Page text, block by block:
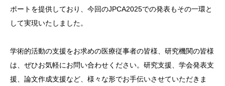
ポートを提供しており、今回のJPCA2025での発表もその一環と
して実現いたしました。
学術的活動の支援をお求めの医療従事者の皆様、研究機関の皆様
は、ぜひお気軽にお問い合わせください。研究支援、学会発表支
援、論文作成支援など、様々な形でお手伝いさせていただきま